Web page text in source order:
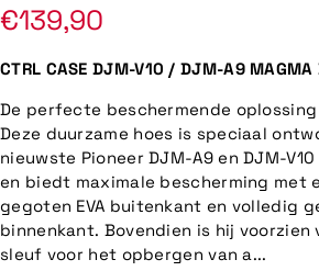
Normale
prijs
€139,90
CTRL CASE DJM-V10 / DJM-A9
De perfecte beschermende
Deze duurzame hoes is speciaal
nieuwste Pioneer DJM-A9 en DJM-
en biedt maximale bescherming met
gegoten EVA buitenkant en volledig
binnenkant. Bovendien is hij voorzien
sleuf voor het opbergen van a...